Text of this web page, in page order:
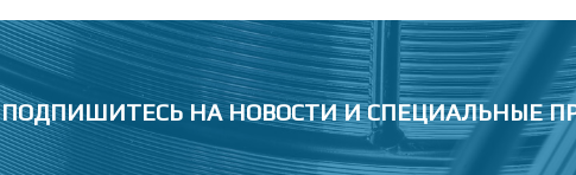
ПОДПИШИТЕСЬ НА НОВОСТИИ СПЕЦИАЛЬНЫЕ